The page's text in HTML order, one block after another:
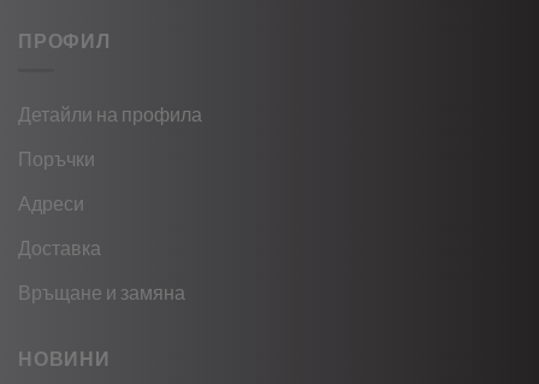
ПРОФИЛ
Детайли на профила
Поръчки
Адреси
Доставка
Връщане и замяна
НОВИНИ